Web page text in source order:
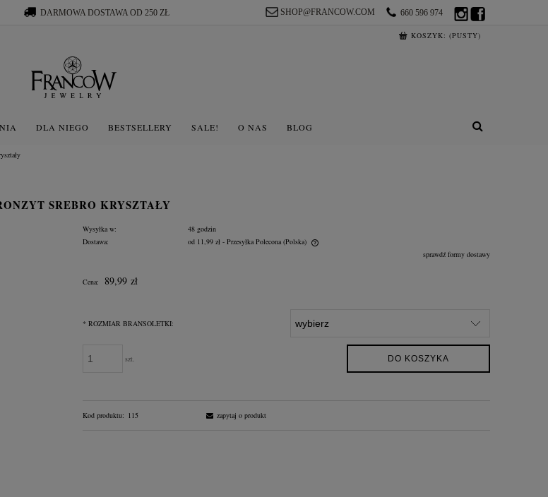
DARMOWA DOSTAWA OD 250 ZŁ 660 596 974
SHOP@FRANCOW.COM
KOSZYK: (PUSTY)
DLA NIEGO BESTSELLERY SALE! O NAS BLOG
SREBRO KRYSZTAŁY
Wysyłka w:
48 godzin
Dostawa:
od 11,99 zł - Przesyłka Polecona (Polska)
płatności
sprawdź formy dostawy
Cena: 89,99 zł
* ROZMIAR BRANSOLETKI:
szt. DO KOSZYKA
Kod produktu: 115 zapytaj o produkt